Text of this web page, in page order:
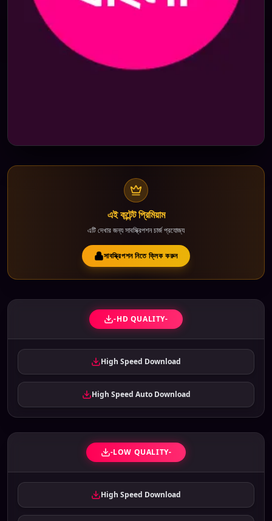
এই কন্টেন্ট প্রিমিয়াম
এটি দেখার জন্য সাবস্ক্রিপশন চার্জ প্রযোজ্য
সাবস্ক্রিপশন নিতে ক্লিক করুন
-HD QUALITY-
High Speed Download
High Speed Auto Download
-LOW QUALITY-
High Speed Download